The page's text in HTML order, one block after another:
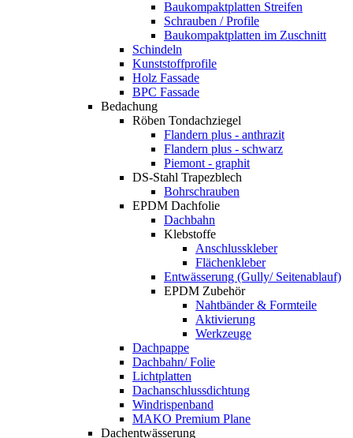
Baukompaktplatten Streifen
Schrauben / Profile
Baukompaktplatten im Zuschnitt
Schindeln
Kunststoffprofile
Holz Fassade
BPC Fassade
Bedachung
Röben Tondachziegel
Flandern plus - anthrazit
Flandern plus - schwarz
Piemont - graphit
DS-Stahl Trapezblech
Bohrschrauben
EPDM Dachfolie
Dachbahn
Klebstoffe
Anschlusskleber
Flächenkleber
Entwässerung (Gully/ Seitenablauf)
EPDM Zubehör
Nahtbänder & Formteile
Aktivierung
Werkzeuge
Dachpappe
Dachbahn/ Folie
Lichtplatten
Dachanschlussdichtung
Windrispenband
MAKO Premium Plane
Dachentwässerung